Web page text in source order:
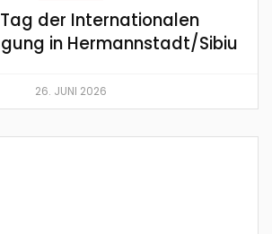
der Internationalen
in Hermannstadt/Sibiu
26. JUNI 2026